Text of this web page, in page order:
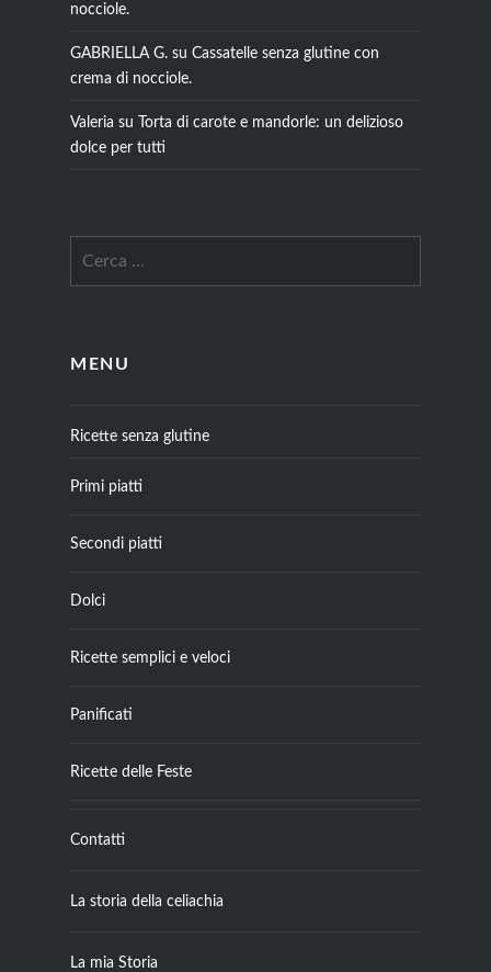
nocciole.
GABRIELLA G.su Cassatelle senza glutine con
crema di nocciole.
Valeria su
Torta di carote e mandorle: un delizioso
dolce per tutti
MENU
Ricette senza glutine
Primi piatti
Secondi piatti
Dolci
Ricette semplici e veloci
Panificati
Ricette delle Feste
Contatti
La storia della celiachia
La mia Storia